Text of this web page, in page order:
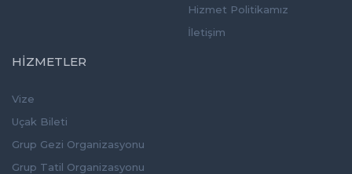
Hizmet Politikamız
İletişim
HİZMETLER
Vize
Uçak Bileti
Grup Gezi Organizasyonu
Grup Tatil Organizasyonu